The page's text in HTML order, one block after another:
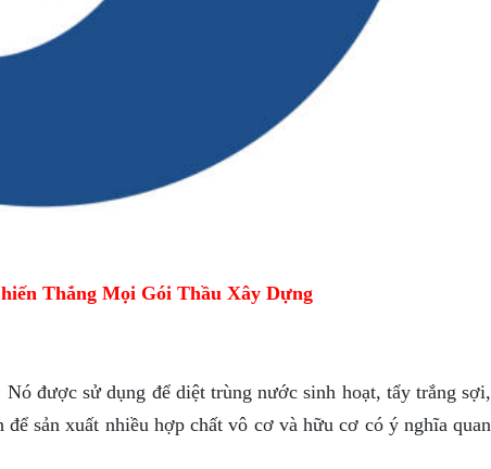
Thắng Mọi Gói Thầu Xây Dựng
được sử dụng để diệt trùng nước sinh hoạt, tẩy trắng sợi,
sản xuất nhiều hợp chất vô cơ và hữu cơ có ý nghĩa quan